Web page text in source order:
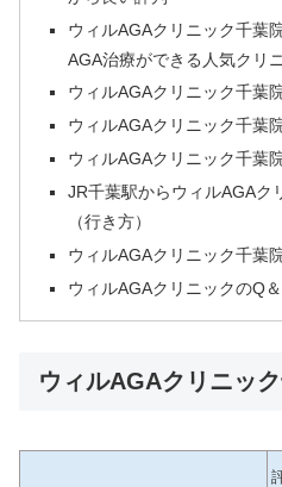
ウィルAGAクリニック千葉
AGA治療ができる人気クリ
ウィルAGAクリニック千葉
ウィルAGAクリニック千葉
ウィルAGAクリニック千葉
JR千葉駅からウィルAGAク
（行き方）
ウィルAGAクリニック千葉
ウィルAGAクリニックのQ
ウィルAGAクリニッ